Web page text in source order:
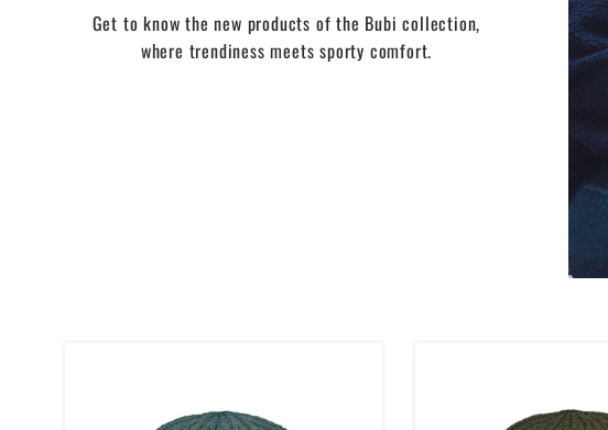
Get to know the new products of the Bubi collection,
where trendiness meets sporty comfort.